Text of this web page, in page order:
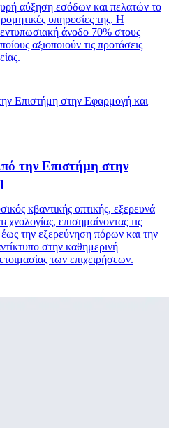
αύξηση εσόδων και πελατών το
υπηρεσίες της. Η
άνοδο 70% στους
αξιοποιούν τις προτάσεις
την Επιστήμη στην
κβαντικής οπτικής, εξερευνά
επισημαίνοντας τις
την εξερεύνηση πόρων και την
στην καθημερινή
των επιχειρήσεων.